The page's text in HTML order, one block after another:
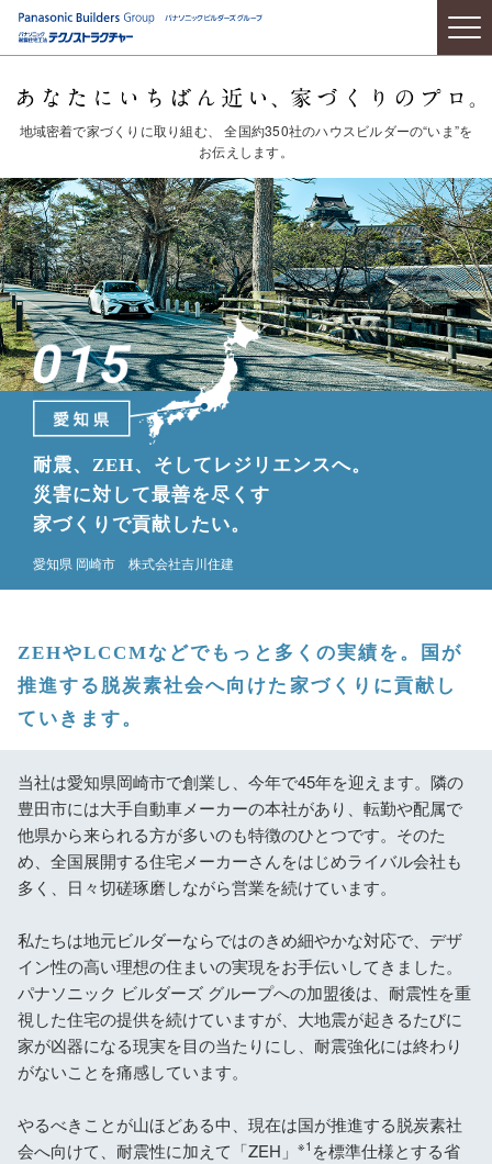
地域密着で家づくりに取り組む、 全国約350社のハウスビルダーの“いま”を
お伝えします。
耐震、ZEH、そしてレジリエンスへ。
災害に対して最善を尽くす
家づくりで貢献したい。
愛知県 岡崎市 株式会社吉川住建
ZEHやLCCMなどでもっと多くの実績を。
国が
推進する脱炭素社会へ向けた家づくりに貢献し
ていきます。
当社は愛知県岡崎市で創業し、今年で45年を迎えます。隣の
豊田市には大手自動車メーカーの本社があり、転勤や配属で
他県から来られる方が多いのも特徴のひとつです。そのた
め、全国展開する住宅メーカーさんをはじめライバル会社も
多く、日々切磋琢磨しながら営業を続けています。
私たちは地元ビルダーならではのきめ細やかな対応で、デザ
イン性の高い理想の住まいの実現をお手伝いしてきました。
パナソニック ビルダーズ グループへの加盟後は、耐震性を重
視した住宅の提供を続けていますが、大地震が起きるたびに
家が凶器になる現実を目の当たりにし、耐震強化には終わり
がないことを痛感しています。
やるべきことが山ほどある中、現在は国が推進する脱炭素社
会へ向けて、耐震性に加えて「ZEH」 ※1 を標準仕様とする省